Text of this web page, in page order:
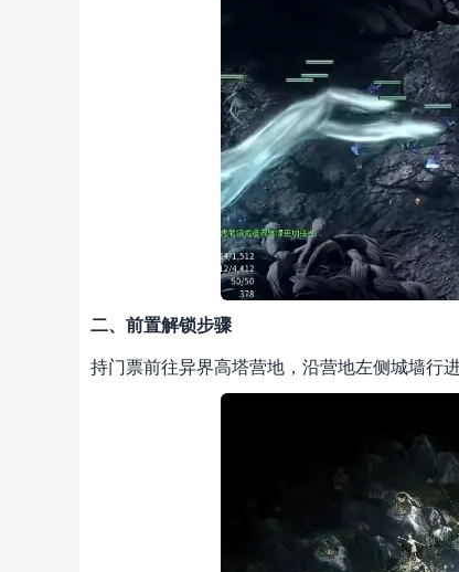
二、前置解锁步骤
持门票前往异界高塔营地，沿营地左侧城墙行